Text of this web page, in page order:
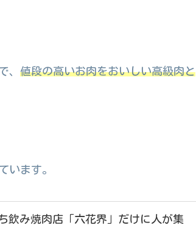
、 値段の高いお肉をおいしい高級肉と
います。
飲み焼肉店「六花界」だけに人が集